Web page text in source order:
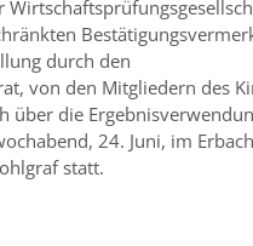
durch den
von den Mitgliedern des
über die
24. Juni, im
statt.